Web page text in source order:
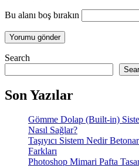
Bu alanı boş bırakın
Search
Son Yazılar
Gömme Dolap (Built-in)
Nasıl Sağlar?
Taşıyıcı Sistem Nedir
Farkları
Photoshop Mimari Pafta